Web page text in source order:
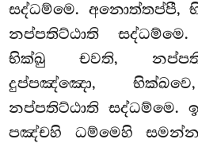
සද්ධම්මෙ. අනොත්තප්පී,
නප්පතිට්ඨාති
භික්ඛු චවති,
දුප්පඤ්ඤො,
නප්පතිට්ඨාති සද්ධම්මෙ.
පඤ්චහි ධම්මෙහි